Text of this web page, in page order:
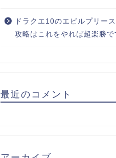
ドラクエ10のエビルプリー
攻略はこれをやれば超楽勝で
最近のコメント